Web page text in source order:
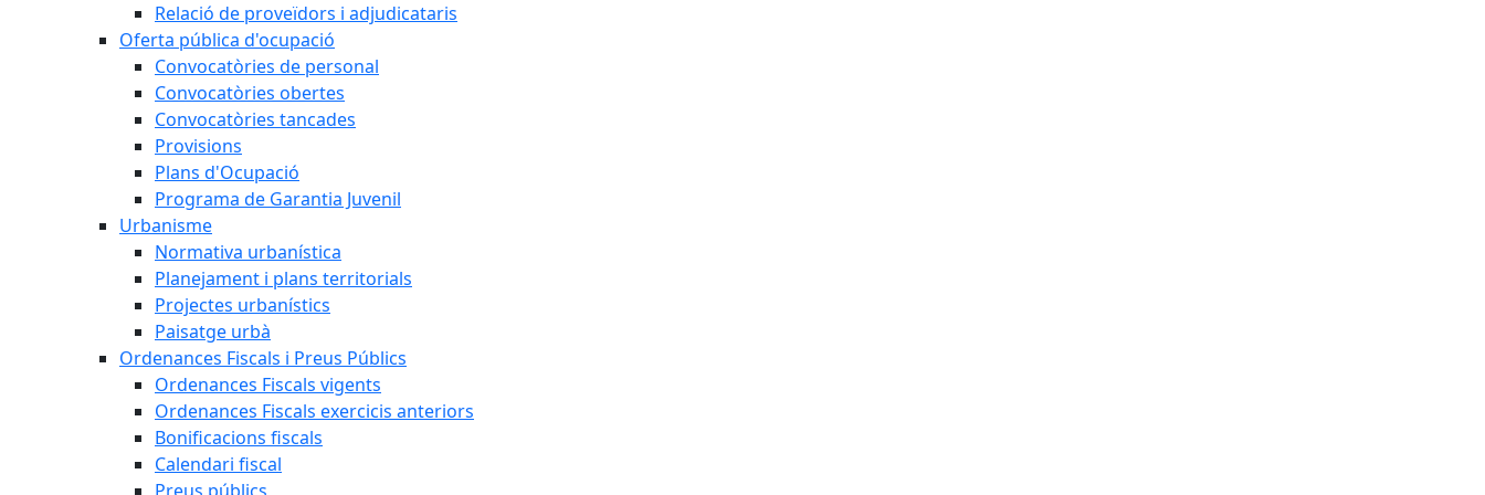
Relació de proveïdors i adjudicataris
Oferta pública d'ocupació
Convocatòries de personal
Convocatòries obertes
Convocatòries tancades
Provisions
Plans d'Ocupació
Programa de Garantia Juvenil
Urbanisme
Normativa urbanística
Planejament i plans territorials
Projectes urbanístics
Paisatge urbà
Ordenances Fiscals i Preus Públics
Ordenances Fiscals vigents
Ordenances Fiscals exercicis anteriors
Bonificacions fiscals
Calendari fiscal